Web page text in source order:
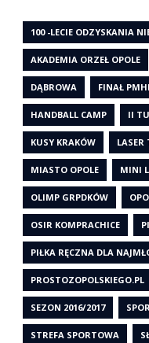
100 -LECIE ODZYSKANIA
AKADEMIA ORZEŁ OPOLE
DĄBROWA FINAŁ
HANDBALL CAMP II
KUSY KRAKÓW LASER
MIASTO OPOLE MINI
OLIMP GRPDKÓW
OSIR KOMPRACHICE
PIŁKA RĘCZNA DLA
PROSTOZOPOLSKIEGO.PL
SEZON 2016/2017
STREFA SPORTOWA